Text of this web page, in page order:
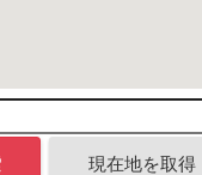
現在地を取得